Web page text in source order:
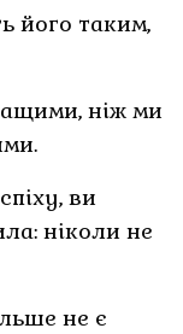
його таким,
ніж ми
ви
ніколи не
не є